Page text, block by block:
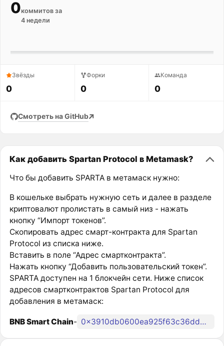
0коммитов за
4 недели
Звёзды
0
Форки
0
Команда
0
Смотреть на GitHub
Как добавить Spartan Protocol в Metamask?
Что бы добавить SPARTA в метамаск нужно:
В кошельке выбрать нужную сеть и далее в разделе
криптовалют пролистать в самый низ - нажать
кнопку “Импорт токенов”.
Скопировать адрес смарт-контракта для Spartan
Protocol из списка ниже.
Вставить в поле “Адрес смартконтракта”.
Нажать кнопку “Добавить пользовательский токен”.
SPARTA доступен на 1 блокчейн сети. Ниже список
адресов смартконтрактов Spartan Protocol для
добавления в метамаск:
BNB Smart Chain- 0x3910db0600ea925f63c36ddb1351ab6e2c6eb102